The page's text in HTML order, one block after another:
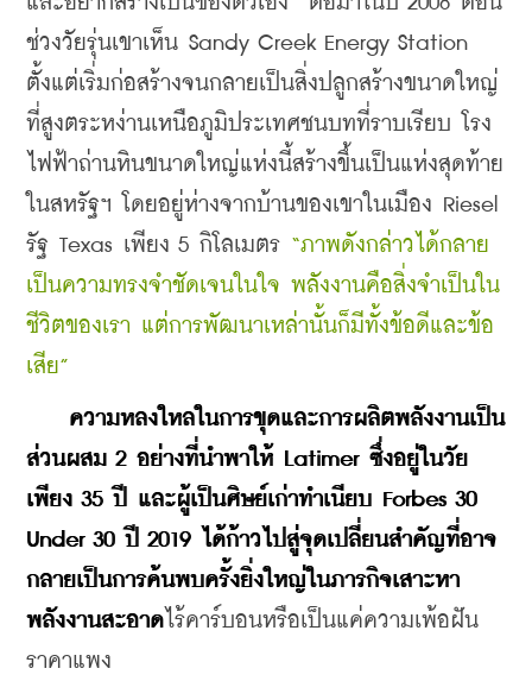
ช่วงวัยรุ่นเขาเห็น Sandy Creek Energy Station
ตั้งแต่เริ่มก่อสร้างจนกลายเป็นสิ่งปลูกสร้างขนาดใหญ่
ที่สูงตระหง่านเหนือภูมิประเทศชนบทที่ราบเรียบ โรง
ไฟฟ้าถ่านหินขนาดใหญ่แห่งนี้สร้างขึ้นเป็นแห่งสุดท้าย
ในสหรัฐฯ โดยอยู่ห่างจากบ้านของเขาในเมือง Riesel
รัฐ Texas เพียง 5 กิโลเมตร “ภาพดังกล่าวได้กลาย
เป็นความทรงจำชัดเจนในใจ พลังงานคือสิ่งจำเป็นใน
ชีวิตของเรา แต่การพัฒนาเหล่านั้นก็มีทั้งข้อดีและข้อ
เสีย”
ความหลงใหลในการขุดและการผลิตพลังงานเป็น
ส่วนผสม 2 อย่างที่นำพาให้ Latimer ซึ่งอยู่ในวัย
เพียง 35 ปี และผู้เป็นศิษย์เก่าทำเนียบ Forbes 30
Under 30 ปี 2019 ได้ก้าวไปสู่จุดเปลี่ยนสำคัญที่อาจ
กลายเป็นการค้นพบครั้งยิ่งใหญ่ในภารกิจเสาะหา
พลังงานสะอาดไร้คาร์บอนหรือเป็นแค่ความเพ้อฝัน
ราคาแพง